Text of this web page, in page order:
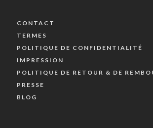
CONTACT
TERMES
POLITIQUE DE CONFIDENTIALITÉ
IMPRESSION
POLITIQUE DE RETOUR & DE
PRESSE
BLOG